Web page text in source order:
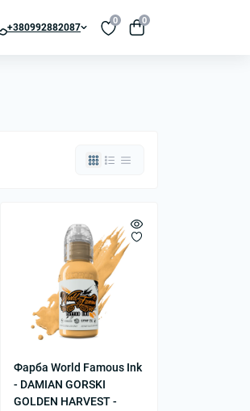
+380992882087
0 0
Фарба World Famous Ink
- DAMIAN GORSKI
GOLDEN HARVEST -